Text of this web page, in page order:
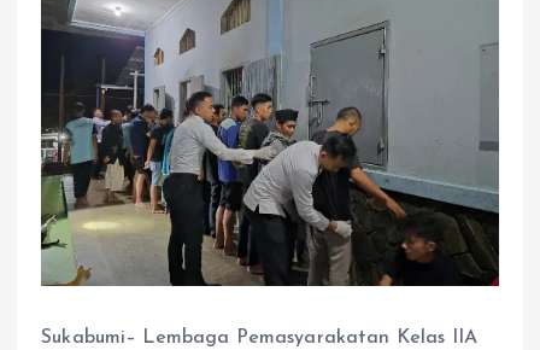
Sukabumi– Lembaga Pemasyarakatan Kelas IIA